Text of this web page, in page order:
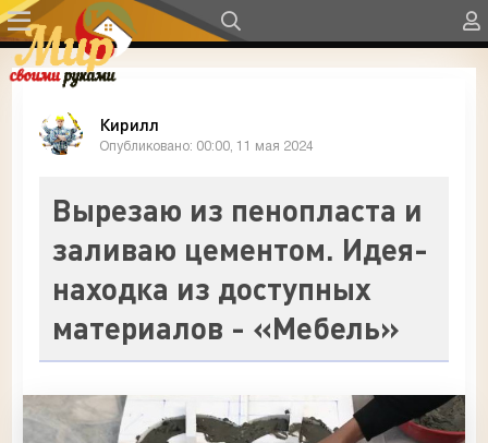
Кирилл
Опубликовано: 00:00, 11 мая 2024
Вырезаю из пенопласта и
заливаю цементом. Идея-
находка из доступных
материалов - «Мебель»